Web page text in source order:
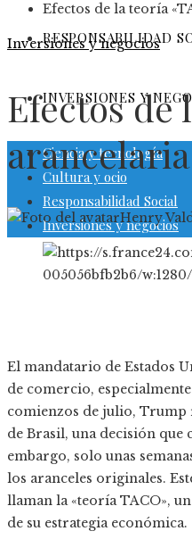
RESPONSABILIDAD
INVERSIONES Y
Ciencia y tecnología
Cultura y ocio
Responsabilidad Social
Inversiones y negocios
Efectos de la teoría
Inversiones y negocios
Efectos de
Henry
El mandatario de Estados
de comercio,
comienzos de julio, Trump
de Brasil, una decisión que
embargo, solo unas
los aranceles originales.
llaman la «teoría TACO»,
de su estrategia económica.